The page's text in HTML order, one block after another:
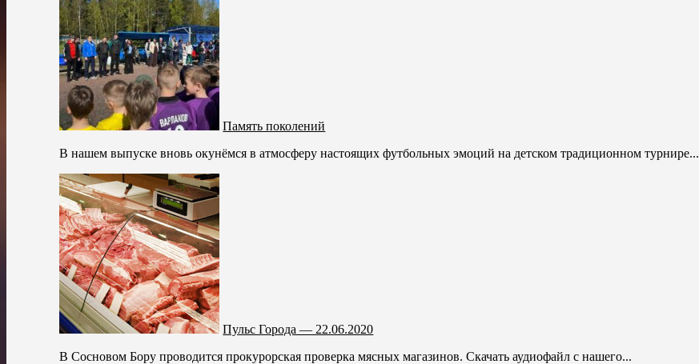
Память поколений
В нашем выпуске вновь окунёмся в атмосферу настоящих футбольных эмоций на детском традиционном турнире...
Пульс Города — 22.06.2020
В Сосновом Бору проводится прокурорская проверка мясных магазинов. Скачать аудиофайл с нашего...